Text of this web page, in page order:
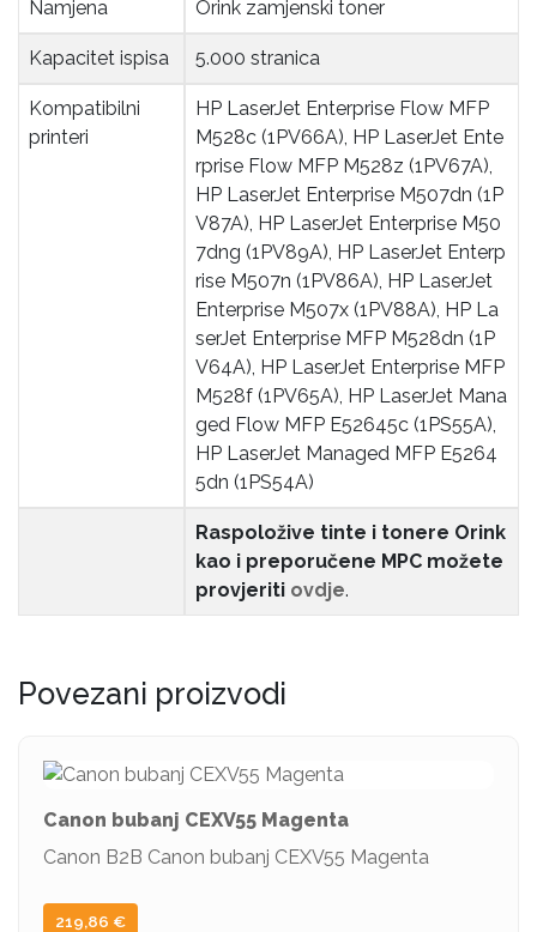
Namjena Orink zamjenski toner
Kapacitet ispisa 5.000 stranica
Kompatibilni
printeri
HP LaserJet Enterprise Flow MFP
M528c (1PV66A), HP LaserJet Ente
rprise Flow MFP M528z (1PV67A),
HP LaserJet Enterprise M507dn (1P
V87A), HP LaserJet Enterprise M50
7dng (1PV89A), HP LaserJet Enterp
rise M507n (1PV86A), HP LaserJet
Enterprise M507x (1PV88A), HP La
serJet Enterprise MFP M528dn (1P
V64A), HP LaserJet Enterprise MFP
M528f (1PV65A), HP LaserJet Mana
ged Flow MFP E52645c (1PS55A),
HP LaserJet Managed MFP E5264
5dn (1PS54A)
Raspoložive tinte i tonere Orink
kao i preporučene MPC možete
provjeriti ovdje.
Povezani proizvodi
Canon bubanj CEXV55 Magenta
Canon B2B Canon bubanj CEXV55 Magenta
219,86 €